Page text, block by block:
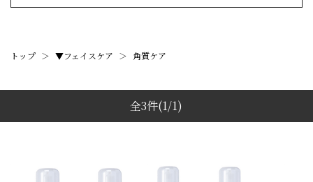
トップ ＞ ▼フェイスケア ＞ 角質ケア
全3件(1/1)